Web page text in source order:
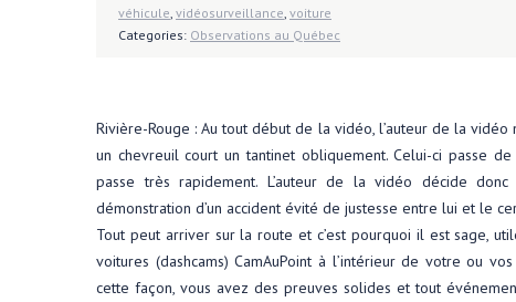
véhicule vidéosurveillance voiture
Categories: Observations au Québec
Rivière-Rouge : Au tout début de la vidéo, l’auteur de la
un chevreuil court un tantinet obliquement. Celui-ci passe
passe très rapidement. L’auteur de la vidéo décide
démonstration d’un accident évité de justesse entre lui et le
Tout peut arriver sur la route et c’est pourquoi il est sage,
voitures (dashcams) CamAuPoint à l’intérieur de votre ou
cette façon, vous avez des preuves solides et tout